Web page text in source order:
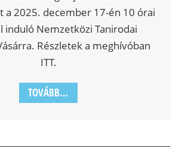
a 2025. december 17-én 10 órai
induló Nemzetközi Tanirodai
Részletek a meghívóban
ITT.
TOVÁBB...